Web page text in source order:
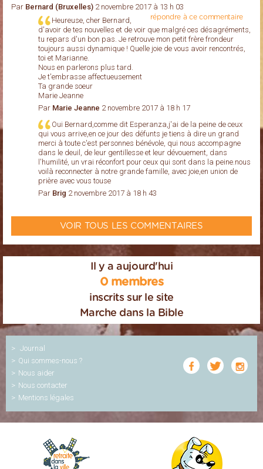
Par Bernard (Bruxelles) 2 novembre 2017 à 13 h 03
répondre à ce commentaire
Heureuse, cher Bernard,
d'avoir de tes nouvelles et de voir que malgré ces désagréments,
tu repars d'un bon pas. Je retrouve mon petit frère frondeur
toujours aussi dynamique ! Quelle joie de vous avoir rencontrés,
toi et Marianne.
Nous en parlerons plus tard.
Je t'embrasse affectueusement
Ta grande soeur
Marie Jeanne
Par Marie Jeanne 2 novembre 2017 à 18 h 17
Oui Bernard,comme dit Esperanza,j'ai de la peine de ceux
qui vous arrive,en ce jour des défunts je tiens à dire un grand
merci à toute c'est personnes bénévole, qui nous accompagne
dans le deuil, de leur gentillesse et leur dévouement, dans
l'humilité, un vrai réconfort pour ceux qui sont dans la peine.nous
voilà reconnecter à notre grande famille, avec joie,en union de
prière avec vous touse
Par Brig 2 novembre 2017 à 18 h 43
VOIR TOUS LES COMMENTAIRES
Il y a aujourd'hui
0 membres
inscrits sur le site
Marche dans la Bible
Journal
Qui sommes-nous ?
Nous aider
Nous contacter
Mentions légales